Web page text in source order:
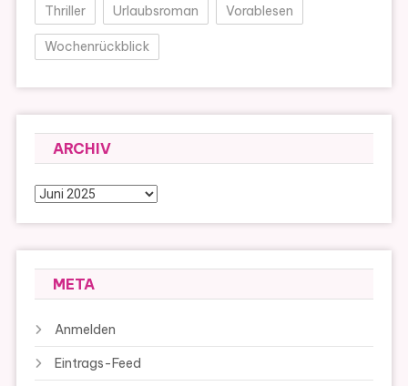
Thriller Urlaubsroman Vorablesen
Wochenrückblick
ARCHIV
Archiv
META
Anmelden
Eintrags-Feed